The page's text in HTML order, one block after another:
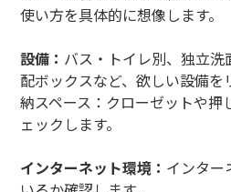
使い方を具体的に想像します。
設備： バス・トイレ別、独立
配ボックスなど、欲しい設備を
納スペース：クローゼットや押
ェックします。
インターネット環境： インター